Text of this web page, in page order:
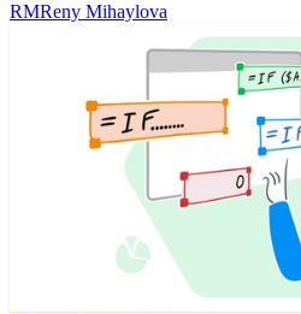
RMReny Mihaylova